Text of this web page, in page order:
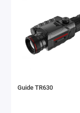
Guide TR630